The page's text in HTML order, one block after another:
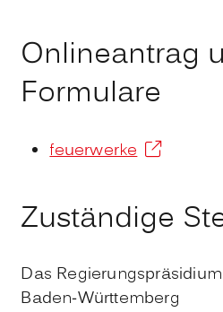
Onlineantrag
Formulare
feuerwerke
Zuständige
Das
Baden-Württemberg